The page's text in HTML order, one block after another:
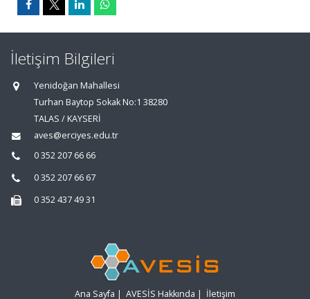
İletişim Bilgileri
Yenidoğan Mahallesi
Turhan Baytop Sokak No:1 38280
TALAS / KAYSERİ
aves@erciyes.edu.tr
0 352 207 66 66
0 352 207 66 67
0 352 437 49 31
Ana Sayfa | AVESİS Hakkında | İletişim